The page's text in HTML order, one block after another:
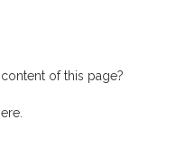
of this page?